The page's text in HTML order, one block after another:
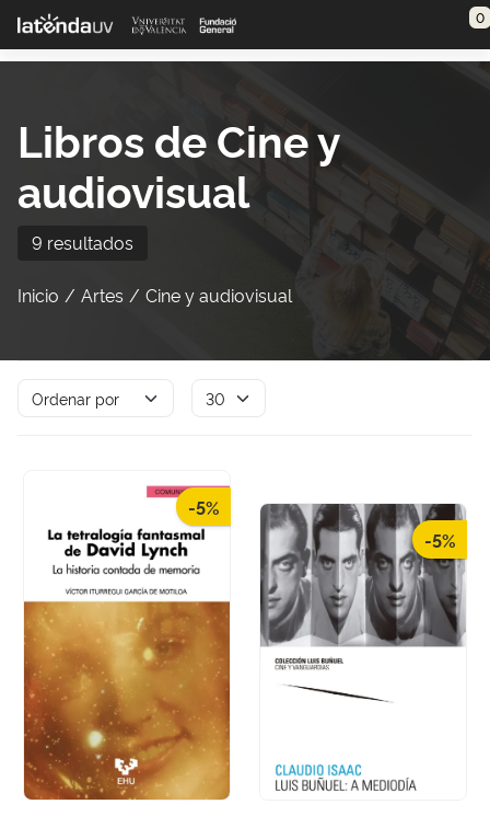
Saltar al contenido principal 0
Libros de Cine y
audiovisual
9 resultados
Inicio Artes Cine y audiovisual
-5%
-5%